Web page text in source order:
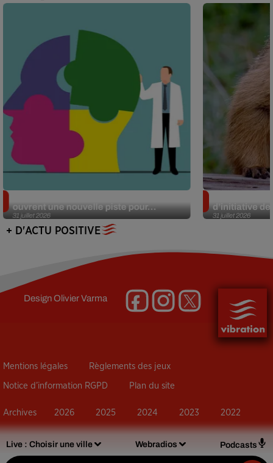
Live : Choisir une ville Webradios Podcasts
31 juillet 2026
ouvrent une nouvelle piste pour...
31 juillet 2026
d’initiative
+ D'ACTU POSITIVE
DesignOlivier Varma
Mentions légales Règlements des jeux
Notice d’information RGPD Plan du site
Archives 2026 2025 2024 2023 2022